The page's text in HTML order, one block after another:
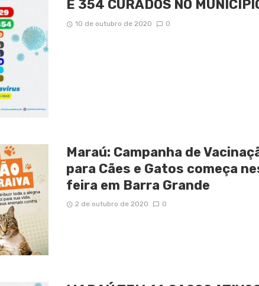
E 354 CURADOS NO
10 de outubro de 2020 0
Maraú: Campanha de
para Cães e Gatos começa
feira em Barra Grande
2 de outubro de 2020 0